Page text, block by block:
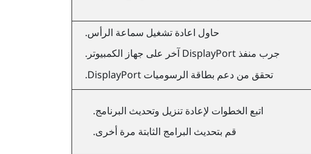
حاول اعادة تشغيل سماعة الرأس.
جرب منفذDisplayPort آخر على جهاز الكمبيوتر.
تحقق من دعم بطاقة الرسومياتDisplayPort
.
اتبع الخطوات لإعادة تنزيل وتحديث البرنامج.
قم بتحديث البرامج الثابتة مرة أخرى.